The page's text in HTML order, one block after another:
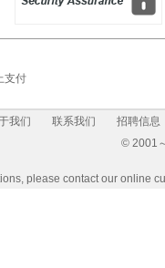
支付
我们 联系我们
招聘信息
© 2001
please contact our online